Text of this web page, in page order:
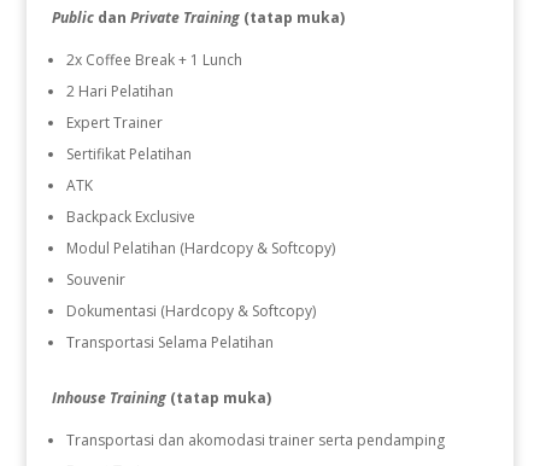
Publicdan Private Training (tatap muka)
2x Coffee Break + 1 Lunch
2 Hari Pelatihan
Expert Trainer
Sertifikat Pelatihan
ATK
Backpack Exclusive
Modul Pelatihan (Hardcopy & Softcopy)
Souvenir
Dokumentasi (Hardcopy & Softcopy)
Transportasi Selama Pelatihan
Inhouse Training (tatap muka)
Transportasi dan akomodasi trainer serta pendamping